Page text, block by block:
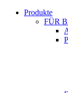
Produkte
FÜR